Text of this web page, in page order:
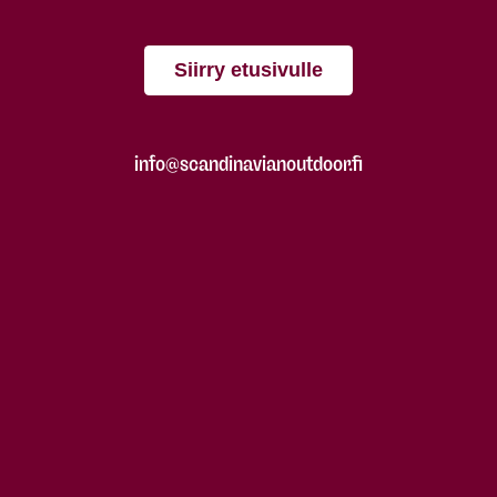
Siirry etusivulle
info@scandinavianoutdoor.fi